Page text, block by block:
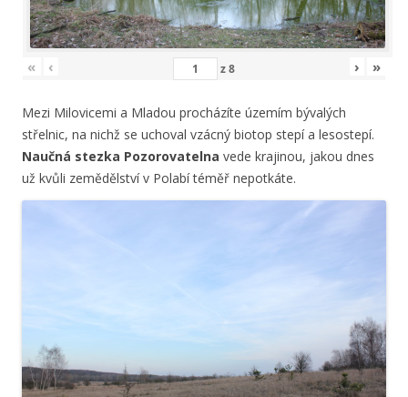
« ‹ z8 › »
Mezi Milovicemi a Mladou procházíte územím bývalých
střelnic, na nichž se uchoval vzácný biotop stepí a lesostepí.
Naučná stezka Pozorovatelna vede krajinou, jakou dnes
už kvůli zemědělství v Polabí téměř nepotkáte.